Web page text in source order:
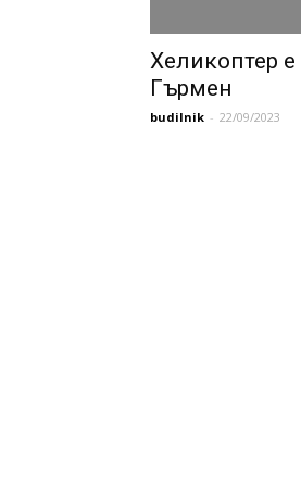
Хеликоптер
Гърмен
budilnik - 22/09/2023